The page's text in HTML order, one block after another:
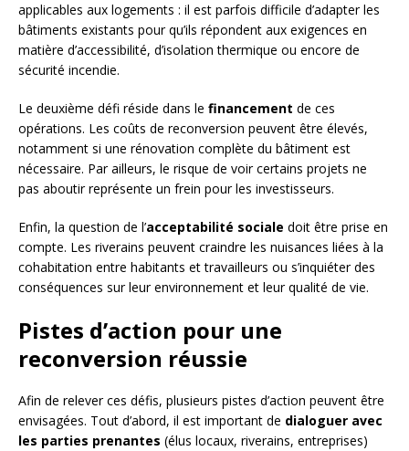
applicables aux logements : il est parfois difficile d’adapter les
bâtiments existants pour qu’ils répondent aux exigences en
matière d’accessibilité, d’isolation thermique ou encore de
sécurité incendie.
Le deuxième défi réside dans le financement de ces
opérations. Les coûts de reconversion peuvent être élevés,
notamment si une rénovation complète du bâtiment est
nécessaire. Par ailleurs, le risque de voir certains projets ne
pas aboutir représente un frein pour les investisseurs.
Enfin, la question de l’acceptabilité sociale doit être prise en
compte. Les riverains peuvent craindre les nuisances liées à la
cohabitation entre habitants et travailleurs ou s’inquiéter des
conséquences sur leur environnement et leur qualité de vie.
Pistes d’action pour une
reconversion réussie
Afin de relever ces défis, plusieurs pistes d’action peuvent être
envisagées. Tout d’abord, il est important de dialoguer avec
les parties prenantes (élus locaux, riverains, entreprises)